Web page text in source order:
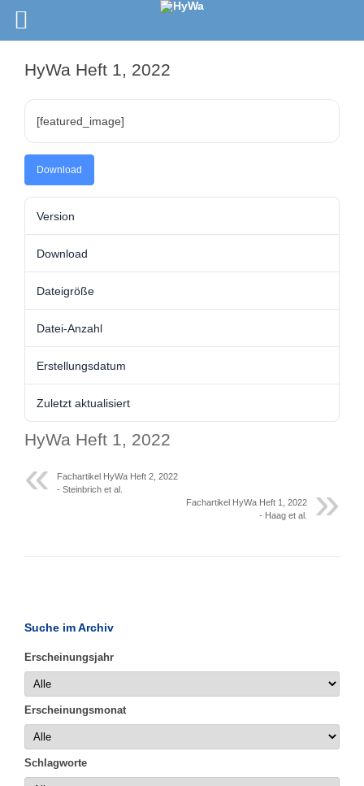
HyWa Heft 1, 2022
[featured_image]
Download
Version
Download
Dateigröße
Datei-Anzahl
Erstellungsdatum
Zuletzt aktualisiert
HyWa Heft 1, 2022
Fachartikel HyWa Heft 2, 2022
- Steinbrich et al.
Fachartikel HyWa Heft 1, 2022
- Haag et al.
Suche im Archiv
Erscheinungsjahr
Erscheinungsmonat
Schlagworte